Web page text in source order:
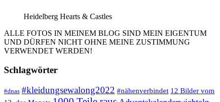
Heidelberg Hearts & Castles
ALLE FOTOS IN MEINEM BLOG SIND MEIN EIGENTUM
UND DÜRFEN NICHT OHNE MEINE ZUSTIMMUNG
VERWENDET WERDEN!
Schlagwörter
#dnas #kleidungsewalong2022 #nähenverbindet 12 Bilder vom